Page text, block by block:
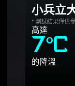
小兵立
* 測試結果僅供
高達
7°C
的降溫